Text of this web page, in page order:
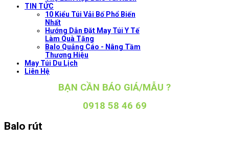
TIN TỨC
10 Kiểu Túi Vải Bố Phổ Biến
Nhất
Hướng Dẫn Đặt May Túi Y Tế
Làm Quà Tặng
Balo Quảng Cáo - Nâng Tầm
Thương Hiệu
May Túi Du Lịch
Liên Hệ
BẠN CẦN BÁO GIÁ/MẪU ?
0918 58 46 69
Balo rút